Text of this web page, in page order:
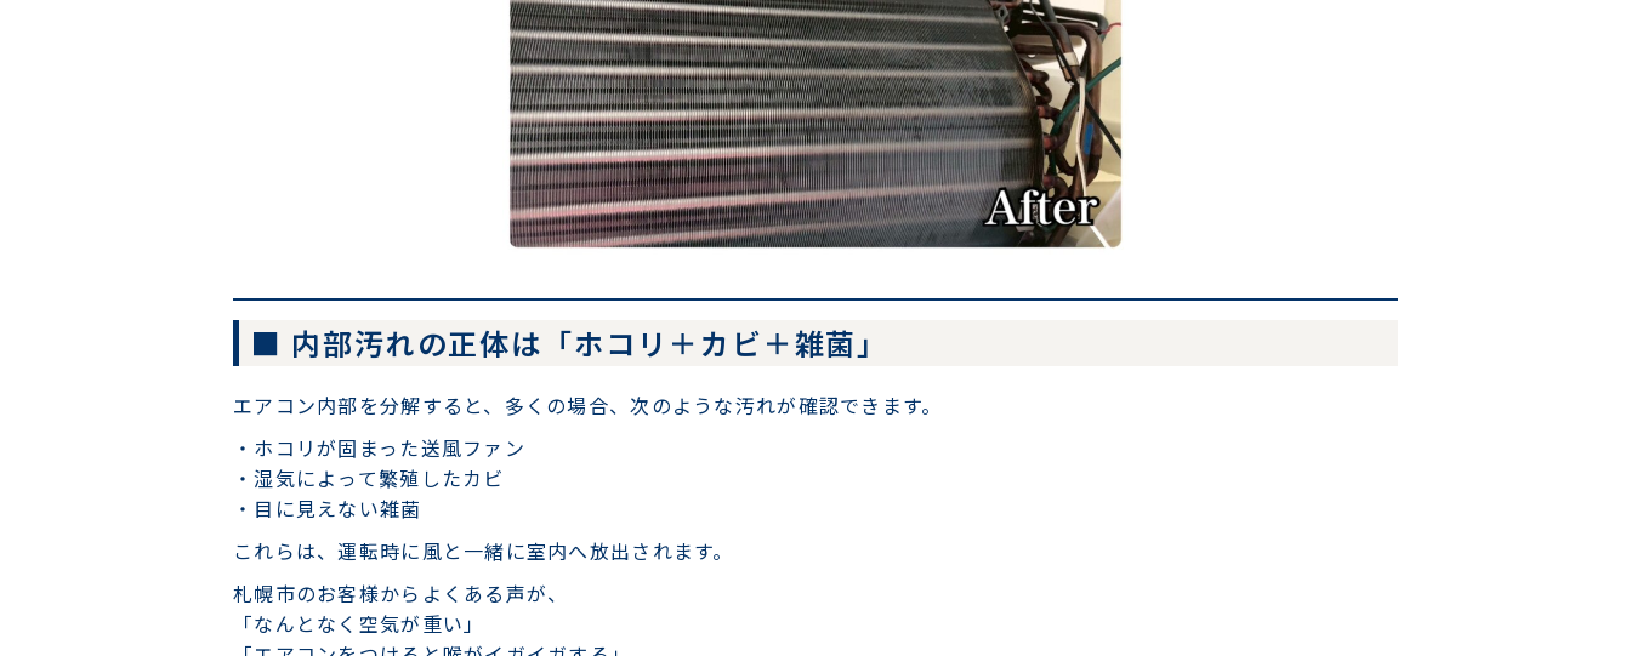
■ 内部汚れの正体は「ホコリ＋カビ＋雑菌」
エアコン内部を分解すると、多くの場合、次のような汚れが確認できます。
・ホコリが固まった送風ファン
・湿気によって繁殖したカビ
・目に見えない雑菌
これらは、運転時に風と一緒に室内へ放出されます。
札幌市のお客様からよくある声が、
「なんとなく空気が重い」